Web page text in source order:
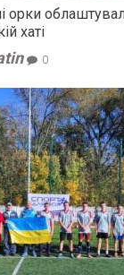
орки
хаті
0